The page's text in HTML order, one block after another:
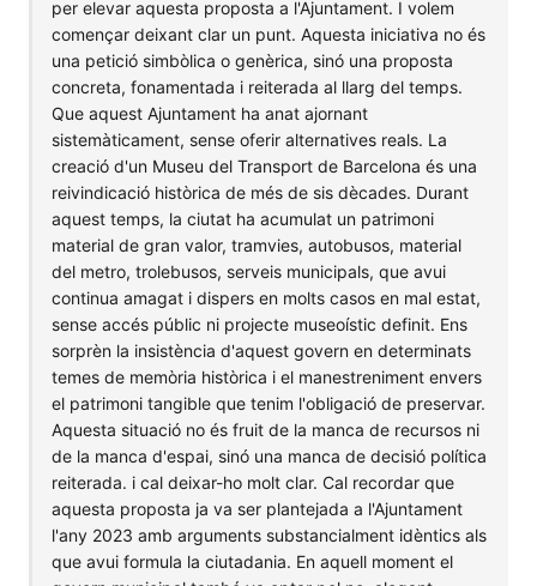
per elevar aquesta proposta a l'Ajuntament. I volem
començar deixant clar un punt. Aquesta iniciativa no és
una petició simbòlica o genèrica, sinó una proposta
concreta, fonamentada i reiterada al llarg del temps.
Que aquest Ajuntament ha anat ajornant
sistemàticament, sense oferir alternatives reals. La
creació d'un Museu del Transport de Barcelona és una
reivindicació històrica de més de sis dècades. Durant
aquest temps, la ciutat ha acumulat un patrimoni
material de gran valor, tramvies, autobusos, material
del metro, trolebusos, serveis municipals, que avui
continua amagat i dispers en molts casos en mal estat,
sense accés públic ni projecte museoístic definit. Ens
sorprèn la insistència d'aquest govern en determinats
temes de memòria històrica i el manestreniment envers
el patrimoni tangible que tenim l'obligació de preservar.
Aquesta situació no és fruit de la manca de recursos ni
de la manca d'espai, sinó una manca de decisió política
reiterada. i cal deixar-ho molt clar. Cal recordar que
aquesta proposta ja va ser plantejada a l'Ajuntament
l'any 2023 amb arguments substancialment idèntics als
que avui formula la ciutadania. En aquell moment el